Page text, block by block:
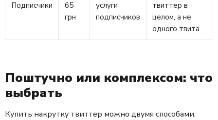
Подписчики
65
грн
услуги
подписчиков
твиттер в
целом, а не
одного твита
Поштучно или комплексом: что
выбрать
Купить накрутку твиттер можно двумя способами: